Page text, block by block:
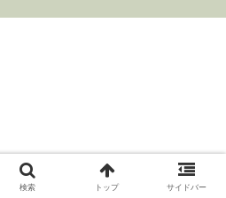
検索 トップ サイドバー